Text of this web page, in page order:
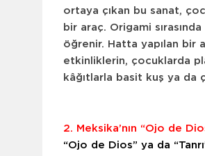
ortaya çıkan bu sanat,
bir araç. Origami
öğrenir. Hatta yapılan bir
etkinliklerin, çocuklarda
kâğıtlarla basit kuş ya
2. Meksika’nın “Ojo de
“Ojo de Dios” ya da